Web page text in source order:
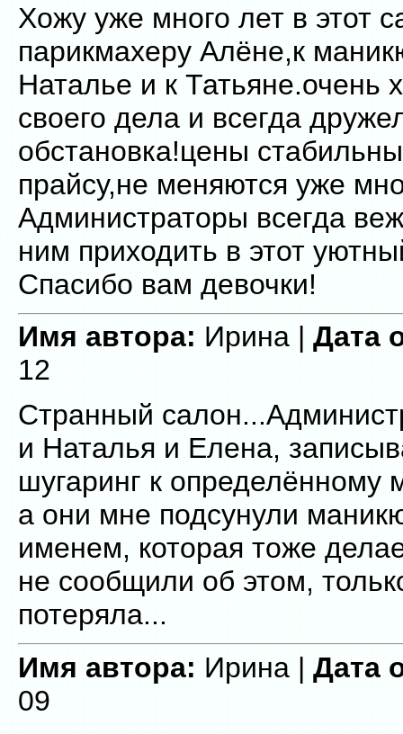
Хожу уже много лет в этот
парикмахеру Алёне,к
Наталье и к Татьяне.очень
своего дела и всегда
обстановка!цены
прайсу,не меняются уже
Администраторы всегда
ним приходить в этот
Спасибо вам девочки!
Имя автора:Ирина |Дата
12
Странный
и Наталья и Елена,
шугаринг к определённому
а они мне подсунули
именем, которая тоже
не сообщили об этом,
потеряла...
Имя автора:Ирина |Дата
09